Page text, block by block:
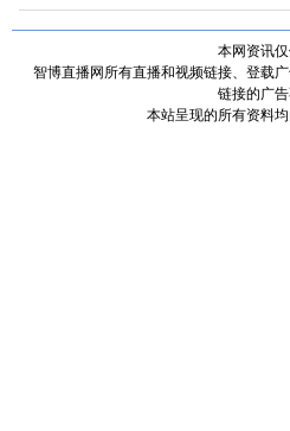
本网资讯
智博直播网所有直播和视频链接、登载
链接的广
本站呈现的所有资料